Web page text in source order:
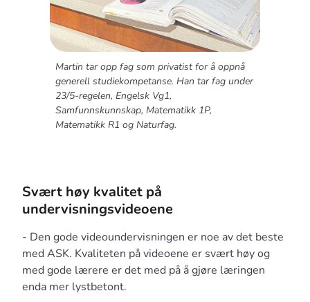
Martin tar opp fag som privatist for å oppnå
generell studiekompetanse. Han tar fag under
23/5-regelen, Engelsk Vg1,
Samfunnskunnskap, Matematikk 1P,
Matematikk R1 og Naturfag.
Svært høy kvalitet på
undervisningsvideoene
- Den gode videoundervisningen er noe av det beste
med ASK. Kvaliteten på videoene er svært høy og
med gode lærere er det med på å gjøre læringen
enda mer lystbetont.